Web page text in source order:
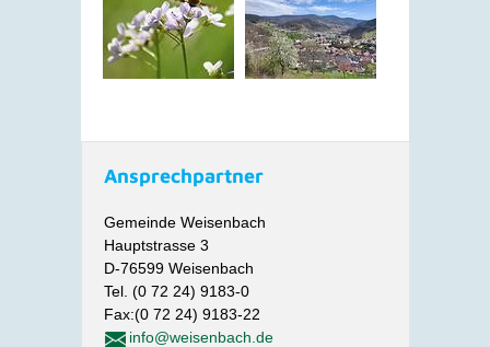
Ansprechpartner
Gemeinde Weisenbach
Hauptstrasse 3
D-76599 Weisenbach
Tel. (0 72 24) 9183-0
Fax:(0 72 24) 9183-22
info@weisenbach.de